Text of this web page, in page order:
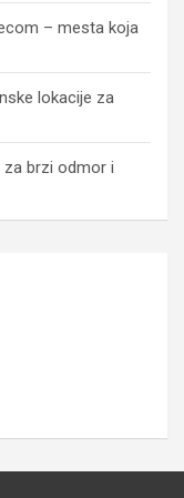
– mesta koja
lokacije za
za brzi odmor i